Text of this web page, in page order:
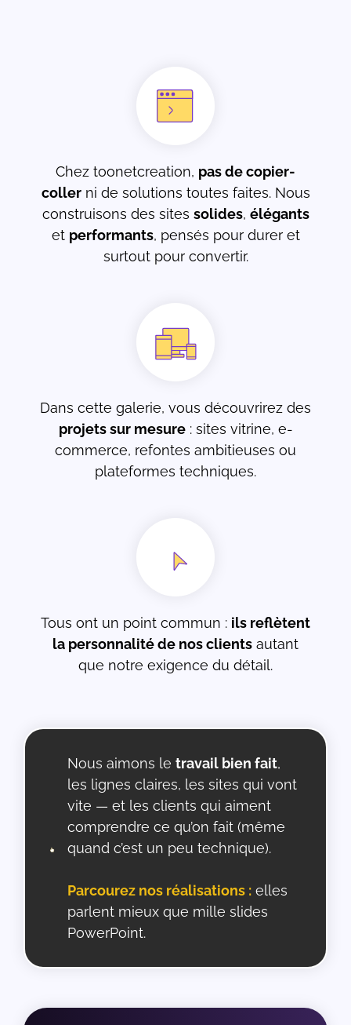
Chez toonetcreation, pas de copier-
collerni de solutions toutes faites. Nous
construisons des sites solides, élégants
et performants, pensés pour durer et
surtout pour convertir.
Dans cette galerie, vous découvrirez des
projets sur mesure: sites vitrine, e-
commerce, refontes ambitieuses ou
plateformes techniques.
Tous ont un point commun : ils reflètent
la personnalité de nos clients autant
que notre exigence du détail.
Nous aimons letravail bien fait,
les lignes claires, les sites qui vont
vite — et les clients qui aiment
comprendre ce qu’on fait (même
quand c’est un peu technique).
Parcourez nos réalisations : elles
parlent mieux que mille slides
PowerPoint.